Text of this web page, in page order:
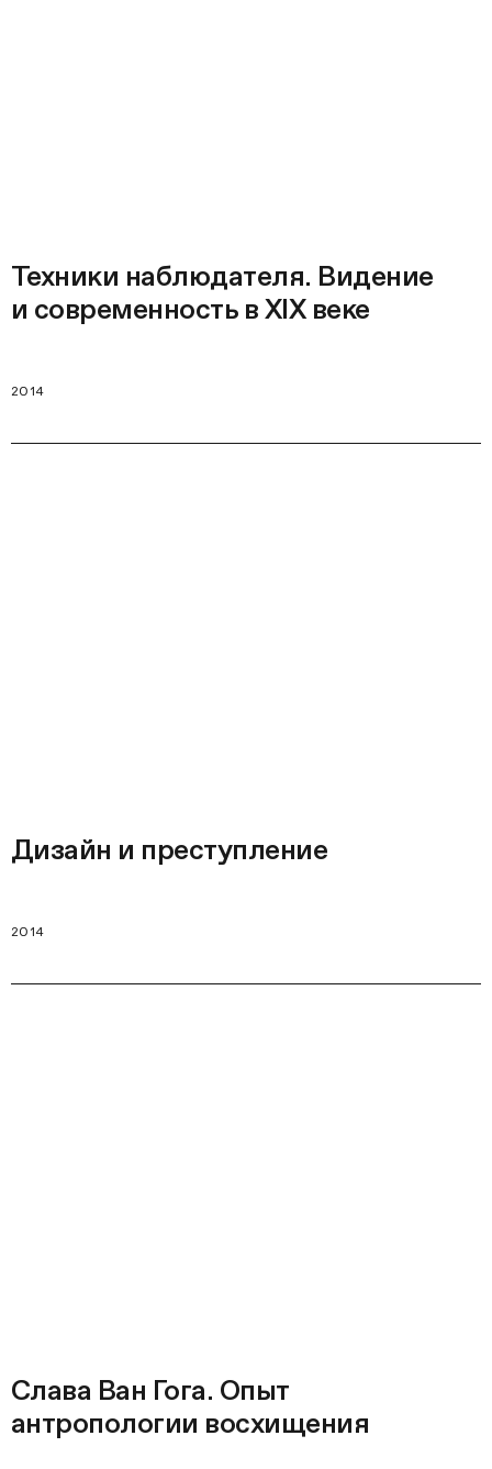
Техники наблюдателя. Видение
и современность в XIX веке
2014
Дизайн и преступление
2014
Слава Ван Гога. Опыт
антропологии восхищения